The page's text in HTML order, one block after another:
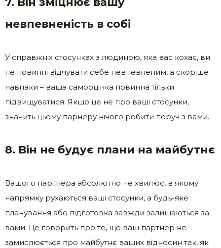
невпевненість в собі
У справжніх стосунках з людиною, яка вас кохає, ви
не повинні відчувати себе невпевненим, а скоріше
навпаки – ваша самооцінка повинна тільки
підвищуватися. Якщо це не про ваші стосунки,
значить цьому парнеру нічого робити поруч з вами.
8. Він не будує плани на майбутнє
Вашого партнера абсолютно не хвилює, в якому
напрямку рухаються ваші стосунки, а будь-яке
планування або підготовка завжди залишаються за
вами. Це говорить про те, що ваш партнер не
замислюється про майбутнє ваших відносин так, як